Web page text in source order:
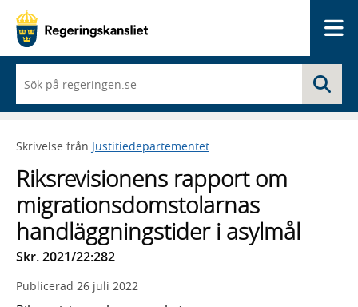
du
börjar
skriva
framträder
lista
med
sökförslag
Skrivelse från Justitiedepartementet
Riksrevisionens rapport om
migrationsdomstolarnas
handläggningstider i asylmål
Skr. 2021/22:282
Publicerad 26 juli 2022